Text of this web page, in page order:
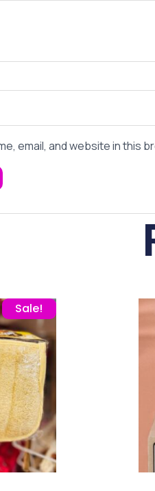
email, and website in this
Sale!
price was: 65,00 EGP.
Current price is: 42,00